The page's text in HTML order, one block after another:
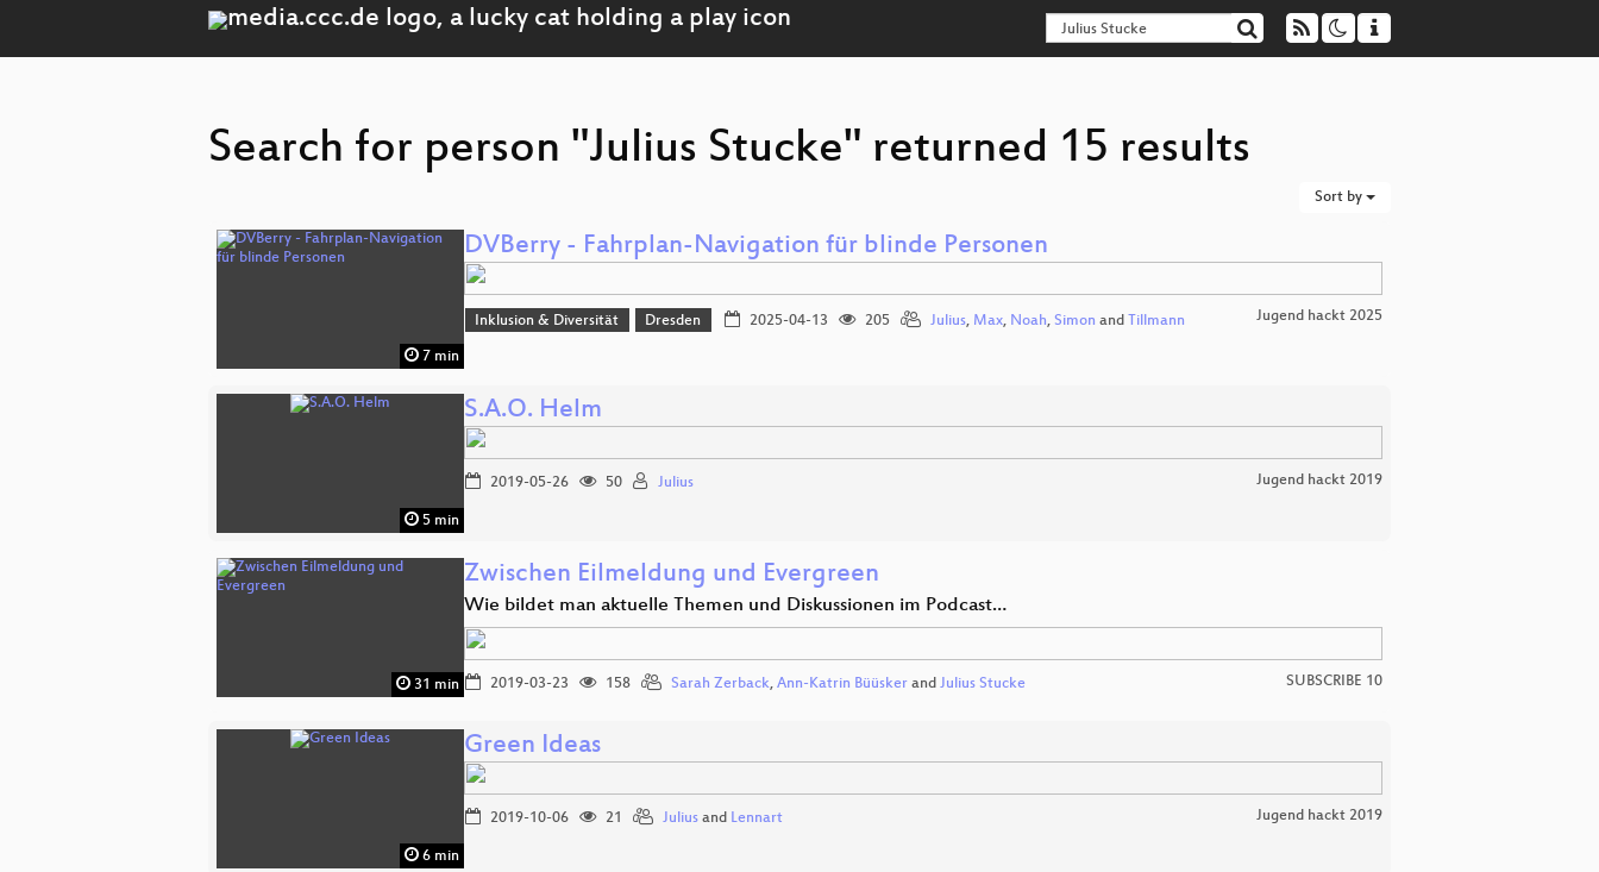
Search for person "Julius Stucke" returned 15 results
Sort by
7 min
DVBerry - Fahrplan-Navigation für blinde Personen
Inklusion & Diversität Dresden 2025-04-13 205 Julius, Max, Noah, Simon and Tillmann Jugend hackt 2025
5 min
S.A.O. Helm
2019-05-26 50 Julius Jugend hackt 2019
31 min
Zwischen Eilmeldung und Evergreen
Wie bildet man aktuelle Themen und Diskussionen im Podcast…
2019-03-23 158 Sarah Zerback, Ann-Katrin Büüsker and Julius Stucke SUBSCRIBE 10
6 min
Green Ideas
2019-10-06 21 Julius and Lennart Jugend hackt 2019